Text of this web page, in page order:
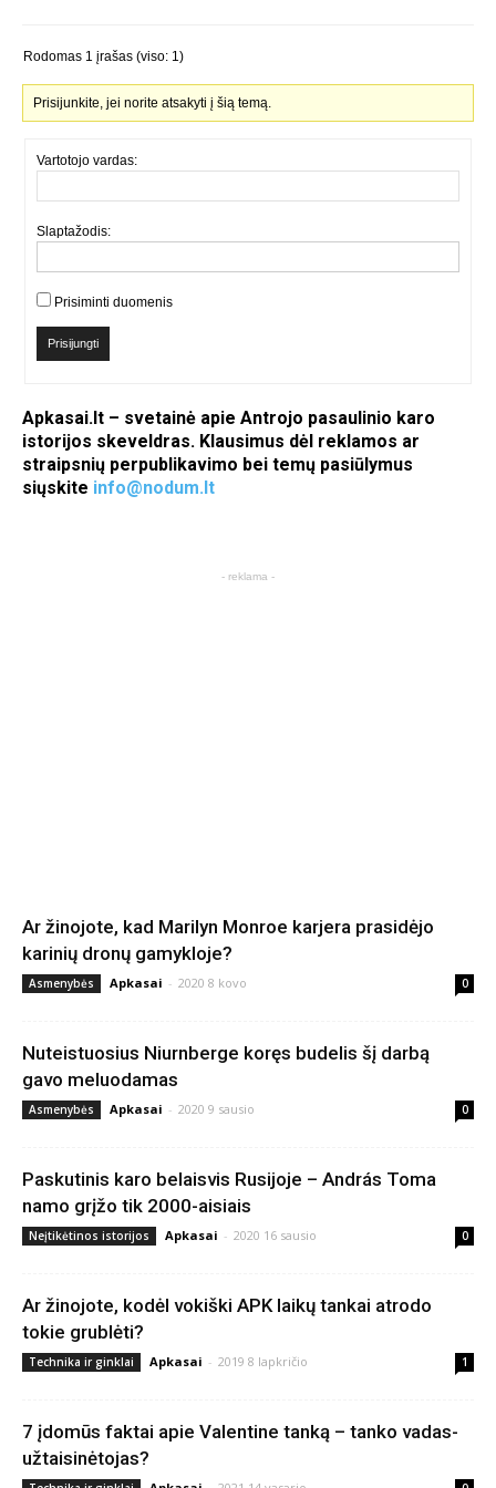
Rodomas 1 įrašas (viso: 1)
Prisijunkite, jei norite atsakyti į šią temą.
Vartotojo vardas:
Slaptažodis:
Prisiminti duomenis
Prisijungti
Apkasai.lt – svetainė apie Antrojo pasaulinio karo
istorijos skeveldras. Klausimus dėl reklamos ar
straipsnių perpublikavimo bei temų pasiūlymus
siųskite info@nodum.lt
- reklama -
Ar žinojote, kad Marilyn Monroe karjera prasidėjo
karinių dronų gamykloje?
Asmenybės Apkasai - 2020 8 kovo 0
Nuteistuosius Niurnberge koręs budelis šį darbą
gavo meluodamas
Asmenybės Apkasai - 2020 9 sausio 0
Paskutinis karo belaisvis Rusijoje – András Toma
namo grįžo tik 2000-aisiais
Neįtikėtinos istorijos Apkasai - 2020 16 sausio 0
Ar žinojote, kodėl vokiški APK laikų tankai atrodo
tokie grublėti?
Technika ir ginklai Apkasai - 2019 8 lapkričio 1
7 įdomūs faktai apie Valentine tanką – tanko vadas-
užtaisinėtojas?